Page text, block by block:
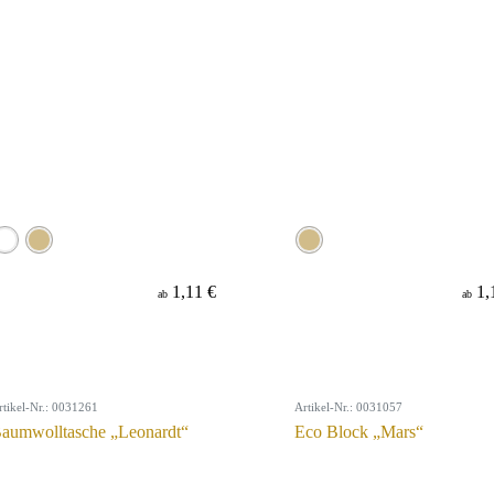
ab 1,11 € ab
Nr.: 0031261
„Leonardt“
Artikel-Nr.: 0031057
Eco Block „Mars“